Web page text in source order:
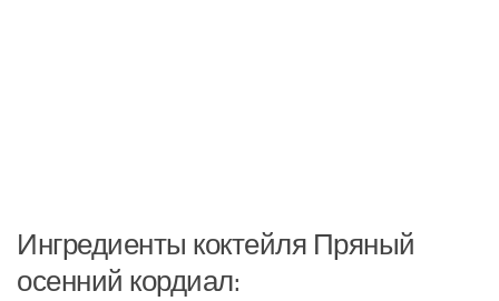
Ингредиенты коктейля Пряный
осенний кордиал: